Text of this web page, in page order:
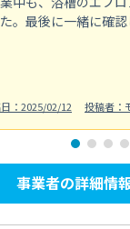
。最後に一緒に確
：2025/02/12 投稿者：
事業者の詳細情